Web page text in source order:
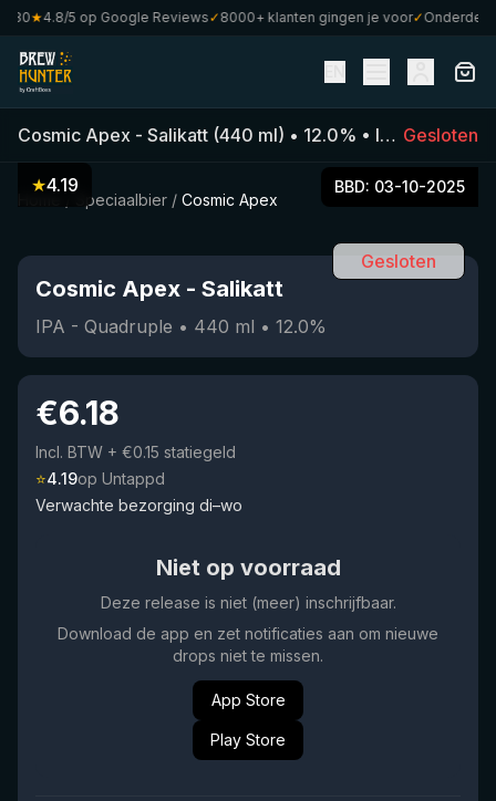
★4.8/5 op Google Reviews✓8000+ klanten gingen je voor✓Onderdeel
Cosmic Apex - Salikatt (440 ml) • 12.0% • IPA - Quadruple Gesloten
Speciaalbier / Cosmic Apex
★4.19 BBD: 03-10-2025
Gesloten
Cosmic Apex - Salikatt
IPA - Quadruple • 440 ml • 12.0%
€6.18
Incl. BTW + €0.15 statiegeld
⭐4.19op Untappd
Verwachte bezorging di–wo
Niet op voorraad
Deze release is niet (meer) inschrijfbaar.
Download de app en zet notificaties aan om nieuwe
drops niet te missen.
App Store
Play Store